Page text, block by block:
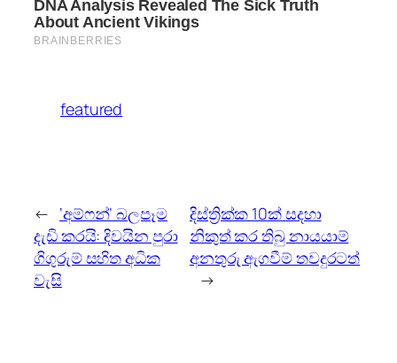
featured
← ‘අම්ෆන්’ බලපෑම
දැඩි කරයි: දිවයින පුරා
ගිගුරුම් සහිත අධික
වැසි
දිස්ත්‍රික්ක 10ක් සදහා
නිකුත් කර තිබු නායයාම්
අනතුරු ඇගවීම් තවදුරටත්
→